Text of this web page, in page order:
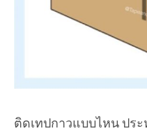
ติดเทปกาวแบบไหน ปร